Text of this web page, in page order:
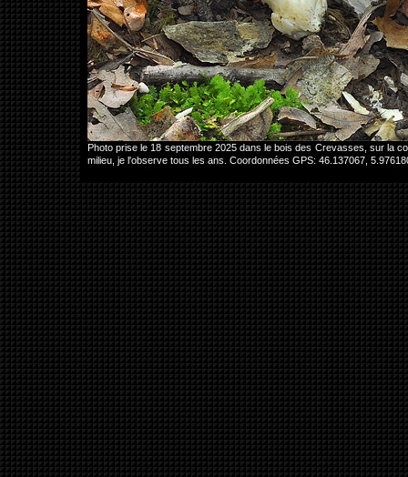
Photo prise le 18 septembre 2025 dans le bois des Crevasses, sur la
milieu, je l'observe tous les ans. Coordonnées GPS: 46.137067,